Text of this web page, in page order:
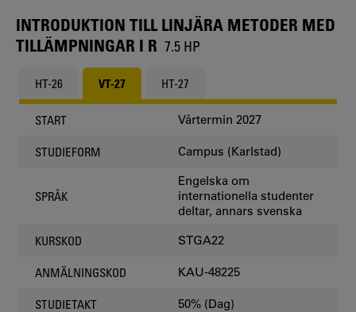
INTRODUKTION TILL LINJÄRA METODER MED
TILLÄMPNINGAR I R 7.5 HP
HT-26 VT-27 HT-27
START Vårtermin 2027
STUDIEFORM Campus (Karlstad)
SPRÅK
Engelska om
internationella studenter
deltar, annars svenska
KURSKOD STGA22
ANMÄLNINGSKOD KAU-48225
STUDIETAKT 50% (Dag)